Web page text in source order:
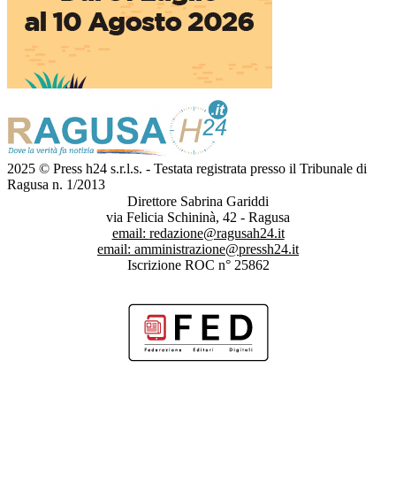
2025 © Press h24 s.r.l.s. - Testata registrata presso il Tribunale di
Ragusa n. 1/2013
Direttore Sabrina Gariddi
via Felicia Schininà, 42 - Ragusa
email: redazione@ragusah24.it
email: amministrazione@pressh24.it
Iscrizione ROC n° 25862